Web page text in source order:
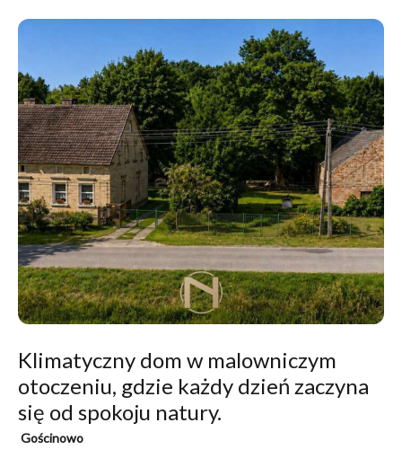
Klimatyczny dom w malowniczym
otoczeniu, gdzie każdy dzień zaczyna
się od spokoju natury.
Gościnowo